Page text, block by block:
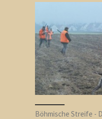
Böhmische Streife -